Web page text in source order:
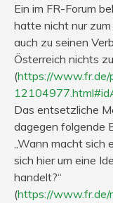
Ein im FR-Forum
hatte nicht nur
auch zu seinen
Österreich nichts
(https://www.fr.de/
Das entsetzliche
dagegen folgende
„Wann macht sich
sich hier um eine
handelt?“
(https://www.fr.de/